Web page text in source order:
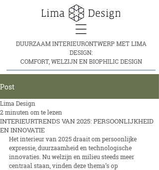
DUURZAAM INTERIEURONTWERP MET LIMA
DESIGN:
COMFORT, WELZIJN EN BIOPHILIC DESIGN
Post
INTERIEURTRENDS VAN 2025: PERSOONLIJKHEID
EN INNOVATIE
Lima Design
2 minuten om te lezen
Het interieur van 2025 draait om persoonlijke
expressie, duurzaamheid en technologische
innovaties. Nu welzijn en milieu steeds meer
centraal staan, vinden deze thema’s op